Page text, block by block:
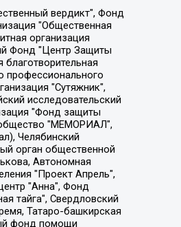
Венедиктов Алексей Алексеевич, Лушникова Екатерина Евгеньевна, Волков Леонид Михайлович, Невзоров Александр Глебович, Пархоменко Сергей Борисович, Сироткин Ярослав Николаевич, Кара-Мурза Владимир Владимирович, Баранова Наталья Владимировна, Гозман Леонид Яковлевич, Кагарлицкий Борис Юльевич, Климарев Михаил Валерьевич, Милов Владимир Станиславович, Автономная некоммерческая организация Краснодарский центр современного искусства "Типография", Моргенштерн Алишер Тагирович, Соболь Любовь Эдуардовна, Общество с ограниченной ответственностью "ЛИЗА НОРМ", Каспаров Гарри Кимович, Ходорковский Михаил Борисович, Общество с ограниченной ответственностью "Апрельские тезисы", Данилович Ирина Брониславовна, Кашин Олег Владимирович, Петров Николай Владимирович, Пивоваров Алексей Владимирович, Соколов Михаил Владимирович, Цветкова Юлия Владимировна, Чичваркин Евгений Александрович, Комитет против пыток/Команда против пыток, Общество с ограниченной ответственностью "Первый научный", Общество с ограниченной ответственностью "Вертолет и ко", Белоцерковская Вероника Борисовна, Кац Максим Евгеньевич, Лазарева Татьяна Юрьевна, Шаведдинов Руслан Табризович, Яшин Илья Валерьевич, Общество с ограниченной ответственностью "Иноагент ААВ", Алешковский Дмитрий Петрович, Альбац Евгения Марковна, Быков Дмитрий Львович, Галямина Юлия Евгеньевна, Лойко Сергей Леонидович, Мартынов Кирилл Константинович, Медведев Сергей Александрович, Крашенинников Федор Геннадиевич, Гордеева Катерина Вл